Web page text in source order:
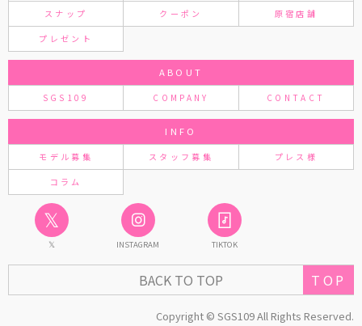
スナップ クーポン 原宿店舗
プレゼント
ABOUT
SGS109 COMPANY CONTACT
INFO
モデル募集 スタッフ募集 プレス様
コラム
𝕏
𝕏 INSTAGRAM TIKTOK
BACK TO TOP
Copyright © SGS109 All Rights Reserved.
TOP